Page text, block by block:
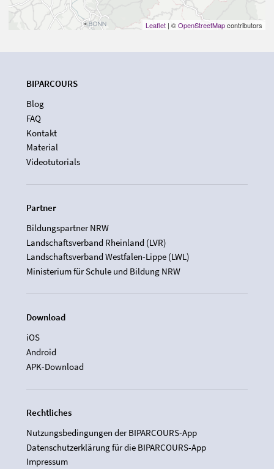
Leaflet | ©OpenStreetMapcontributors
BIPARCOURS
Blog
FAQ
Kontakt
Material
Videotutorials
Partner
Bildungspartner NRW
Landschaftsverband Rheinland (LVR)
Landschaftsverband Westfalen-Lippe (LWL)
Ministerium für Schule und Bildung NRW
Download
iOS
Android
APK-Download
Rechtliches
Nutzungsbedingungen der BIPARCOURS-App
Datenschutzerklärung für die BIPARCOURS-App
Impressum